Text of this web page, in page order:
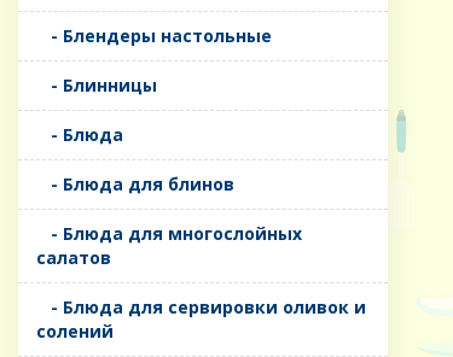
- Блендеры настольные
- Блинницы
- Блюда
- Блюда для блинов
- Блюда для многослойных
салатов
- Блюда для сервировки оливок и
солений